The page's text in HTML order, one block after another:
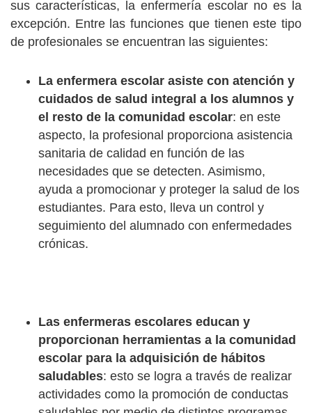
sus características, la enfermería escolar no es la
excepción. Entre las funciones que tienen este tipo
de profesionales se encuentran las siguientes:
La enfermera escolar asiste con atención y
cuidados de salud integral a los alumnos y
el resto de la comunidad escolar: en este
aspecto, la profesional proporciona asistencia
sanitaria de calidad en función de las
necesidades que se detecten. Asimismo,
ayuda a promocionar y proteger la salud de los
estudiantes. Para esto, lleva un control y
seguimiento del alumnado con enfermedades
crónicas.
Las enfermeras escolares educan y
proporcionan herramientas a la comunidad
escolar para la adquisición de hábitos
saludables: esto se logra a través de realizar
actividades como la promoción de conductas